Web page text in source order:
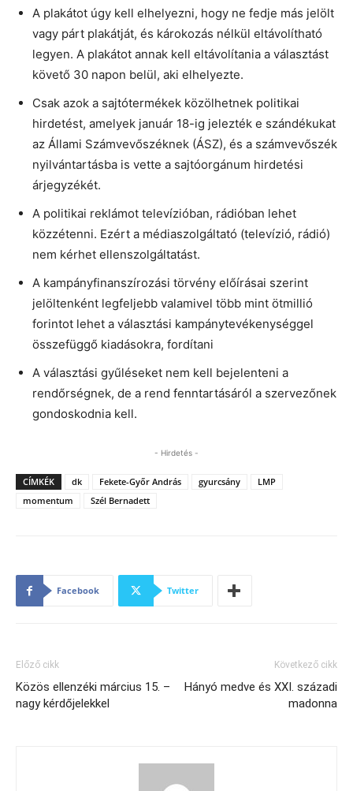
A plakátot úgy kell elhelyezni, hogy ne fedje más jelölt
vagy párt plakátját, és károkozás nélkül eltávolítható
legyen. A plakátot annak kell eltávolítania a választást
követő 30 napon belül, aki elhelyezte.
Csak azok a sajtótermékek közölhetnek politikai
hirdetést, amelyek január 18-ig jelezték e szándékukat
az Állami Számvevőszéknek (ÁSZ), és a számvevőszék
nyilvántartásba is vette a sajtóorgánum hirdetési
árjegyzékét.
A politikai reklámot televízióban, rádióban lehet
közzétenni. Ezért a médiaszolgáltató (televízió, rádió)
nem kérhet ellenszolgáltatást.
A kampányfinanszírozási törvény előírásai szerint
jelöltenként legfeljebb valamivel több mint ötmillió
forintot lehet a választási kampánytevékenységgel
összefüggő kiadásokra, fordítani
A választási gyűléseket nem kell bejelenteni a
rendőrségnek, de a rend fenntartásáról a szervezőnek
gondoskodnia kell.
- Hirdetés -
CÍMKÉK dk Fekete-Győr András gyurcsány
LMP
momentum
Szél Bernadett
Facebook Twitter
Előző cikk
Közös ellenzéki március 15. –
nagy kérdőjelekkel
Következő cikk
Hányó medve és XXI. századi
madonna